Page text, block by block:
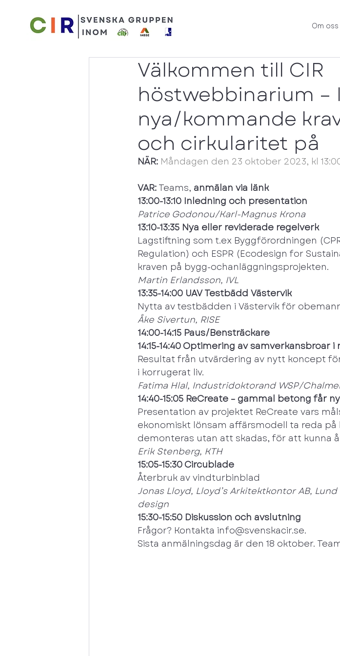
Om oss
Välkommen till CIR
höstwebbinarium –
nya/kommande
och cirkularitet på
NÄR: Måndagen den 23 oktober 2023, kl
VAR: Teams, anmälan via länk
13:00-13:10 Inledning och presentation
Patrice Godonou/Karl-Magnus Krona
13:10-13:35 Nya eller reviderade regelverk
Lagstiftning som t.ex Byggförordningen
Regulation) och ESPR (Ecodesign for
kraven på bygg-ochanläggningsprojekten.
Martin Erlandsson, IVL
13:35-14:00 UAV Testbädd Västervik
Nytta av testbädden i Västervik för
Åke Sivertun, RISE
14:00-14:15 Paus/Bensträckare
14:15-14:40 Optimering av samverkansbroar
Resultat från utvärdering av nytt koncept
i korrugerat liv.
Fatima Hlal, Industridoktorand WSP/
14:40-15:05 ReCreate – gammal betong får
Presentation av projektet ReCreate vars
ekonomiskt lönsam affärsmodell ta reda
demonteras utan att skadas, för att kunna
Erik Stenberg, KTH
15:05-15:30 Circublade
Återbruk av vindturbinblad
Jonas Lloyd, Lloyd’s Arkitektkontor AB,
design
15:30-15:50 Diskussion och avslutning
Frågor? Kontakta info@svenskacir.se.
Sista anmälningsdag är den 18 oktober.